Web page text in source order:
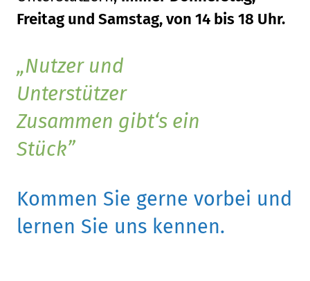
Freitag und Samstag, von 14 bis 18 Uhr.
Nutzer und
Unterstützer
Zusammen gibt‘s ein
Stück
Kommen Sie gerne vorbei und
lernen Sie uns kennen.